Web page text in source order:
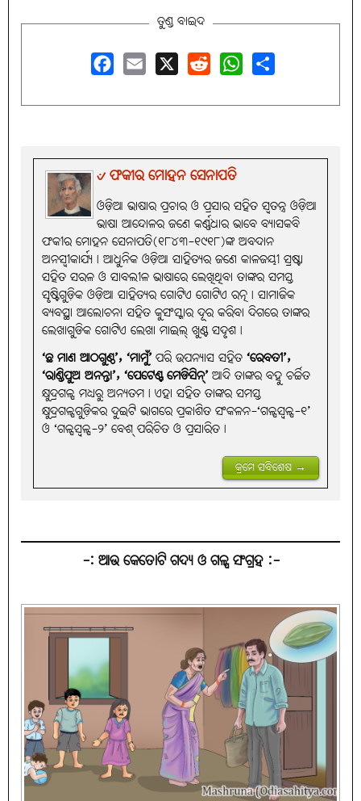
ତୁଣ୍ଡ ବାଇଦ
୰ ଫକୀର ମୋହନ ସେନାପତି
ଓଡ଼ିଆ ଭାଷାର ପ୍ରଚାର ଓ ପ୍ରସାର ସହିତ ସ୍ବତନ୍ତ୍ର ଓଡ଼ିଆ
ଭାଷା ଆନ୍ଦୋଳର ଜଣେ କର୍ଣ୍ଣଧାର ଭାବେ ବ୍ୟାସକବି
ଫକୀର ମୋହନ ସେନାପତି(୧୮୪୩-୧୯୧୮)ଙ୍କ ଅବଦାନ
ଅନସ୍ବୀକାର୍ଯ୍ୟ। ଆଧୁନିକ ଓଡ଼ିଆ ସାହିତ୍ୟର ଜଣେ କାଳଜୟୀ ସ୍ରଷ୍ଟା
ସହିତ ସରଳ ଓ ସାବଲୀଳ ଭାଷାରେ ଲେଖିଥିବା ତାଙ୍କର ସମସ୍ତ
ସୃଷ୍ଟିଗୁଡ଼ିକ ଓଡ଼ିଆ ସାହିତ୍ୟର ଗୋଟିଏ ଗୋଟିଏ ରତ୍ନ। ସାମାଜିକ
ବ୍ୟବସ୍ଥା ଆଲୋଚନା ସହିତ କୁସଂସ୍କାର ଦୂର କରିବା ଦିଗରେ ତାଙ୍କର
ଲେଖାଗୁଡିକ ଗୋଟିଏ ଲେଖା ମାଇଲ୍‌ ଖୁଣ୍ଟ ସଦୃଶ।
‘ଛ ମାଣ ଆଠଗୁଣ୍ଠ’, ‘ମାମୁଁ’ପରି ଉପନ୍ୟାସ ସହିତ‘ରେବତୀ’,
‘ରାଣ୍ଡିପୁଅ ଅନନ୍ତା’, ‘ପେଟେଣ୍ଟ ମେଡିସିନ୍‌’ଆଦି ତାଙ୍କର ବହୁ ଚର୍ଚ୍ଚିତ
କ୍ଷୁଦ୍ରଗଳ୍ପ ମଧ୍ୟରୁ ଅନ୍ୟତମ। ଏହା ସହିତ ତାଙ୍କର ସମସ୍ତ
କ୍ଷୁଦ୍ରଗଳ୍ପଗୁଡ଼ିକର ଦୁଇଟି ଭାଗରେ ପ୍ରକାଶିତ ସଂକଳନ-‘ଗଳ୍ପସ୍ୱଳ୍ପ-୧’
ଓ ‘ଗଳ୍ପସ୍ୱଳ୍ପ-୨’ ବେଶ୍‌ ପରିଚିତ ଓ ପ୍ରସାରିତ।
କ୍ରମେ ସବିଶେଷ →
-: ଆଉ କେତୋଟି ଗଦ୍ୟ ଓ ଗଳ୍ପ ସଂଗ୍ରହ :-